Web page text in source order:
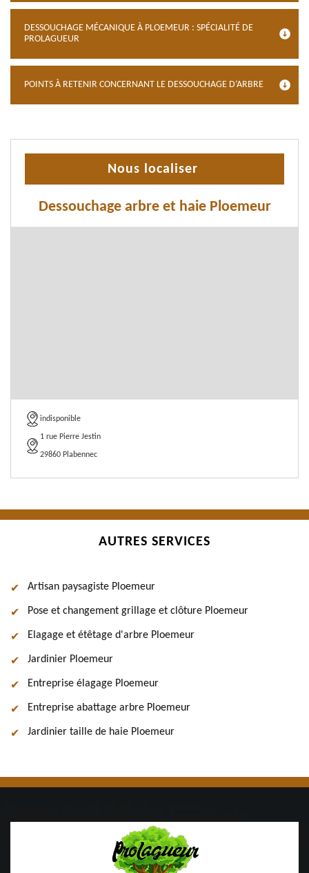
DESSOUCHAGE MÉCANIQUE À PLOEMEUR : SPÉCIALITÉ DE
PROLAGUEUR
POINTS À RETENIR CONCERNANT LE DESSOUCHAGE D’ARBRE
Nous localiser
Dessouchage arbre et haie Ploemeur
indisponible
1 rue Pierre Jestin
29860 Plabennec
AUTRES SERVICES
Artisan paysagiste Ploemeur
Pose et changement grillage et clôture Ploemeur
Elagage et étêtage d'arbre Ploemeur
Jardinier Ploemeur
Entreprise élagage Ploemeur
Entreprise abattage arbre Ploemeur
Jardinier taille de haie Ploemeur